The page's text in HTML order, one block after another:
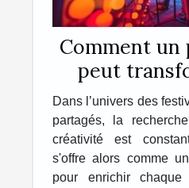
Comment
peut
événements
Dans l’univers des
partagés, la
créativité est
s'offre alors comme
pour enrichir chaque